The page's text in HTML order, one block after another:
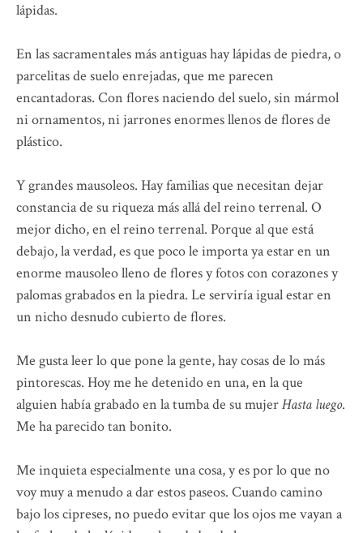
lápidas.
En las sacramentales más antiguas hay lápidas de piedra, o
parcelitas de suelo enrejadas, que me parecen
encantadoras. Con flores naciendo del suelo, sin mármol
ni ornamentos, ni jarrones enormes llenos de flores de
plástico.
Y grandes mausoleos. Hay familias que necesitan dejar
constancia de su riqueza más allá del reino terrenal. O
mejor dicho, en el reino terrenal. Porque al que está
debajo, la verdad, es que poco le importa ya estar en un
enorme mausoleo lleno de flores y fotos con corazones y
palomas grabados en la piedra. Le serviría igual estar en
un nicho desnudo cubierto de flores.
Me gusta leer lo que pone la gente, hay cosas de lo más
pintorescas. Hoy me he detenido en una, en la que
alguien había grabado en la tumba de su mujerHasta luego.
Me ha parecido tan bonito.
Me inquieta especialmente una cosa, y es por lo que no
voy muy a menudo a dar estos paseos. Cuando camino
bajo los cipreses, no puedo evitar que los ojos me vayan a